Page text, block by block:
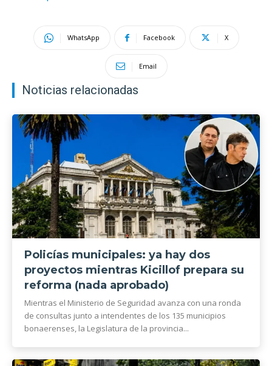
WhatsApp Facebook X
Email
Noticias relacionadas
Policías municipales: ya hay dos
proyectos mientras Kicillof prepara su
reforma (nada aprobado)
Mientras el Ministerio de Seguridad avanza con una ronda
de consultas junto a intendentes de los 135 municipios
bonaerenses, la Legislatura de la provincia...